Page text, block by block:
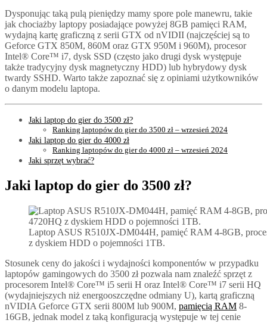
Dysponując taką pulą pieniędzy mamy spore pole manewru, takie
jak chociażby laptopy posiadające powyżej 8GB pamięci RAM,
wydajną kartę graficzną z serii GTX od nVIDII (najczęściej są to
Geforce GTX 850M, 860M oraz GTX 950M i 960M), procesor
Intel® Core™ i7, dysk SSD (często jako drugi dysk występuje
także tradycyjny dysk magnetyczny HDD) lub hybrydowy dysk
twardy SSHD. Warto także zapoznać się z opiniami użytkowników
o danym modelu laptopa.
Jaki laptop do gier do 3500 zł?
Ranking laptopów do gier do 3500 zł – wrzesień 2024
Jaki laptop do gier do 4000 zł
Ranking laptopów do gier do 4000 zł – wrzesień 2024
Jaki sprzęt wybrać?
Jaki laptop do gier do 3500 zł?
Laptop ASUS R510JX-DM044H, pamięć RAM 4-8GB,
z dyskiem HDD o pojemności 1TB.
Stosunek ceny do jakości i wydajności komponentów w przypadku
laptopów gamingowych do 3500 zł pozwala nam znaleźć sprzęt z
procesorem Intel® Core™ i5 serii H oraz Intel® Core™ i7 serii HQ
(wydajniejszych niż energooszczędne odmiany U), kartą graficzną
nVIDIA Geforce GTX serii 800M lub 900M, pamięcią RAM 8-
16GB, jednak model z taką konfiguracją występuje w tej cenie